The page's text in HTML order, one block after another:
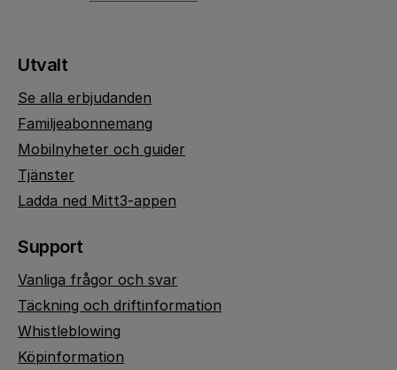
Utvalt
Se alla erbjudanden
Familjeabonnemang
Mobilnyheter och guider
Tjänster
Ladda ned Mitt3-appen
Support
Vanliga frågor och svar
Täckning och driftinformation
Whistleblowing
Köpinformation